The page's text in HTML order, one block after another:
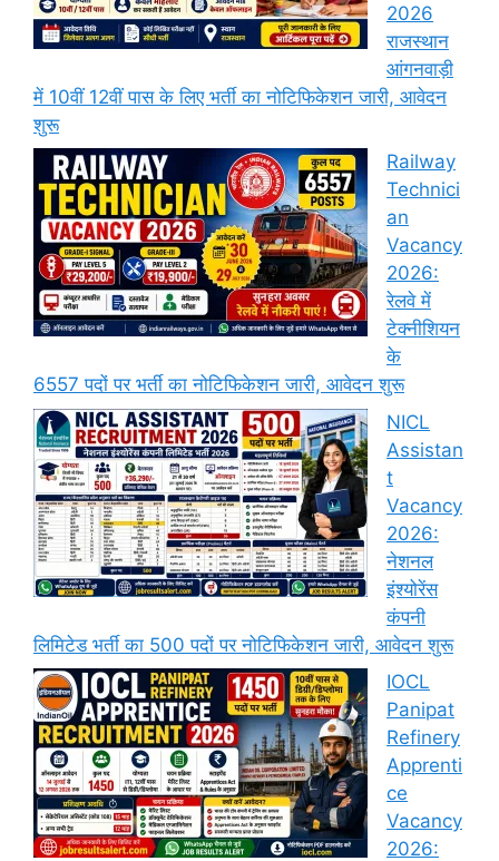
2026
राजस्थान
आंगनवाड़ी
में 10वीं 12वीं पास के लिए भर्ती का नोटिफिकेशन जारी, आवेदन
शुरू
Railway
Technici
an
Vacancy
2026:
रेलवे में
टेक्नीशियन
के
6557 पदों पर भर्ती का नोटिफिकेशन जारी, आवेदन शुरू
NICL
Assistan
t
Vacancy
2026:
नेशनल
इंश्योरेंस
कंपनी
लिमिटेड भर्ती का 500 पदों पर नोटिफिकेशन जारी, आवेदन शुरू
IOCL
Panipat
Refinery
Apprenti
ce
Vacancy
2026: